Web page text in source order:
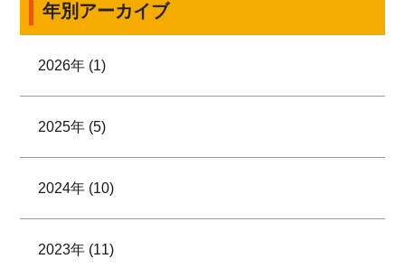
年別アーカイブ
2026年 (1)
2025年 (5)
2024年 (10)
2023年 (11)